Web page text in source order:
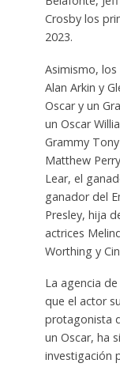
Crosby los
2023.
Asimismo,
Alan Arkin y
Oscar y un
un Oscar
Grammy
Matthew
Lear, el
ganador del
Presley, hija
actrices
Worthing y
La agencia
que el actor
protagonista
un Oscar, ha
investigación